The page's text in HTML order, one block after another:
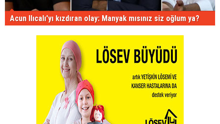
Acun Ilıcalı'yı kızdıran olay: Manyak mısınız siz oğlum ya?